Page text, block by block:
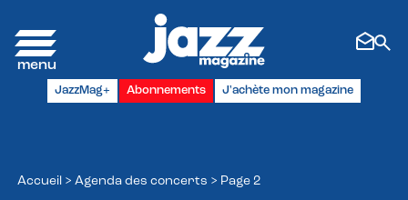
JazzMag+ Abonnements J'achète mon magazine
Accueil > Agenda des concerts > Page 2